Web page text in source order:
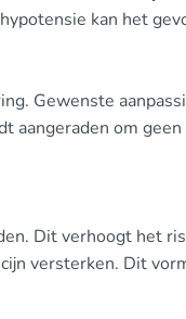
kan het
Gewenste
om
Dit verhoogt het
versterken. Dit